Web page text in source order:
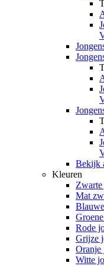
Bekijk
Kleuren
Zwarte
Mat
Rode
Grijze
Oranje
Witte